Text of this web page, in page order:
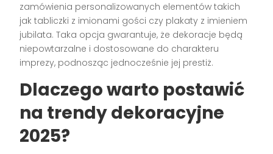
zamówienia personalizowanych elementów takich
jak tabliczki z imionami gości czy plakaty z imieniem
jubilata. Taka opcja gwarantuje, że dekoracje będą
niepowtarzalne i dostosowane do charakteru
imprezy, podnosząc jednocześnie jej prestiż.
Dlaczego warto postawić
na trendy dekoracyjne
2025?